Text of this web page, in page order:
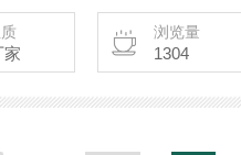
在仪表上。该产品是一款高精
重而不影响原来的结构。
家
浏览量
1304